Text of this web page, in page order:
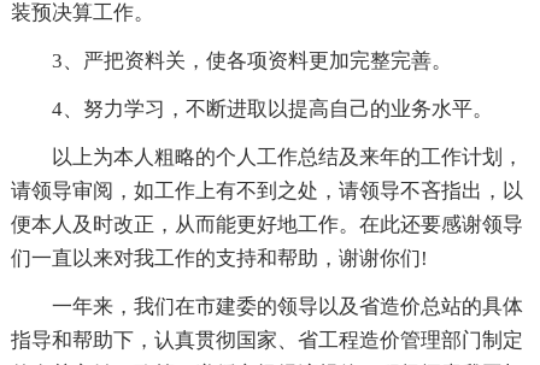
装预决算工作。
3、严把资料关，使各项资料更加完整完善。
4、努力学习，不断进取以提高自己的业务水平。
以上为本人粗略的个人工作总结及来年的工作计划，
请领导审阅，如工作上有不到之处，请领导不吝指出，以
便本人及时改正，从而能更好地工作。在此还要感谢领导
们一直以来对我工作的支持和帮助，谢谢你们!
一年来，我们在市建委的领导以及省造价总站的具体
指导和帮助下，认真贯彻国家、省工程造价管理部门制定